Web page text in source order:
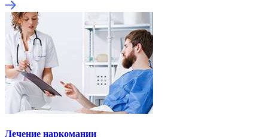
Лечение наркомании